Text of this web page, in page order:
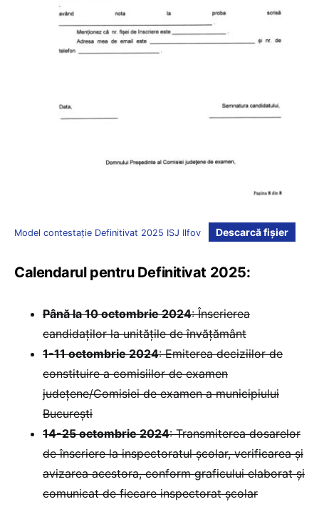
Model contestație Definitivat 2025 ISJ Ilfov Descarcă fișier
Calendarul pentru Definitivat 2025:
Până la 10 octombrie 2024: Înscrierea
candidaților la unitățile de învățământ
1-11 octombrie 2024: Emiterea deciziilor de
constituire a comisiilor de examen
județene/Comisiei de examen a municipiului
București
14-25 octombrie 2024: Transmiterea dosarelor
de înscriere la inspectoratul școlar, verificarea și
avizarea acestora, conform graficului elaborat și
comunicat de fiecare inspectorat școlar